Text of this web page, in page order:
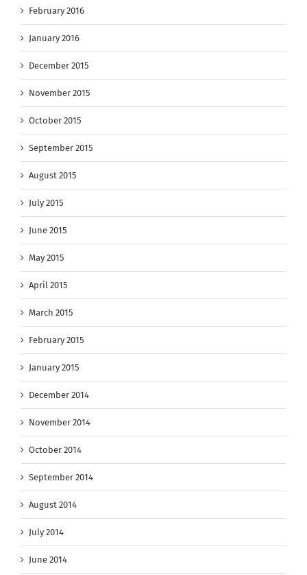
February 2016
January 2016
December 2015
November 2015
October 2015
September 2015
August 2015
July 2015
June 2015
May 2015
April 2015
March 2015
February 2015
January 2015
December 2014
November 2014
October 2014
September 2014
August 2014
July 2014
June 2014